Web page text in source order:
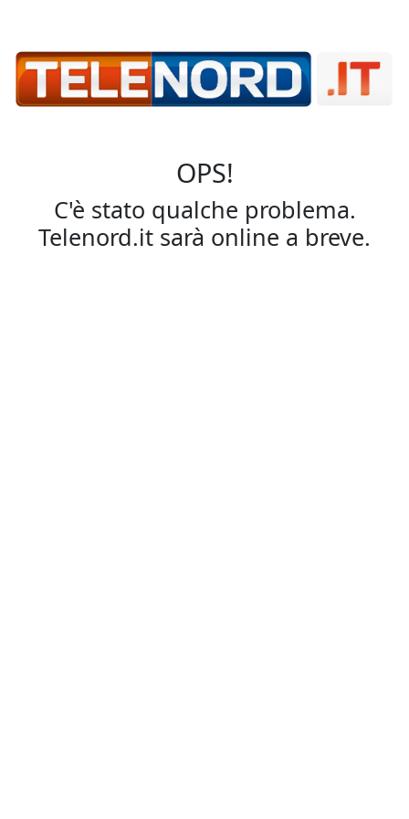
OPS!
C'è stato qualche problema.
Telenord.it sarà online a breve.